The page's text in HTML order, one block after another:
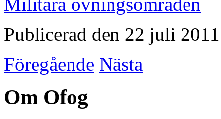
Militära övningsområden
Publicerad den 22 juli 2011
Föregående Nästa
Om Ofog